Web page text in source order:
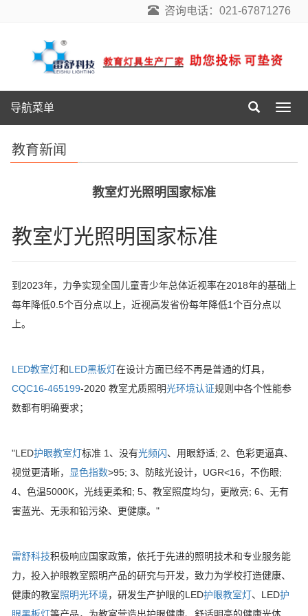
咨询电话：021-67871276
导
航
导航菜单
教育新闻
教室灯光照明国家标准
教室灯光照明国家标准
到2023年，力争实现全国儿童青少年总体近视率在2018年的基础上
每年降低0.5个百分点以上，近视高发省份每年降低1个百分点以
上。
LED教室灯和LED黑板灯在设计方面已经不再是普通的灯具，
CQC16-465199-2020 教室尤质照明光环境认证规则中各个性能参
数都有明确要求；
"LED护眼教室灯标准 1、没有光频闪、用眼舒适; 2、色彩更逼真、
视觉更清晰，
显色指数>95; 3、防眩光设计，UGR<16，不伤眼;
4、色温5000K，光线更柔和; 5、教室照度均匀，更敞亮; 6、无有
害蓝光、无汞和铅污染、更健康。"
雷舒科技积极响应国家政策，依托于先进的照明技术和专业服务能
力，投入护眼教室照明产品的研究与开发，致力为学校打造健康、
健康的教室照明光环境，研发生产护眼的LED护眼教室灯、LED护